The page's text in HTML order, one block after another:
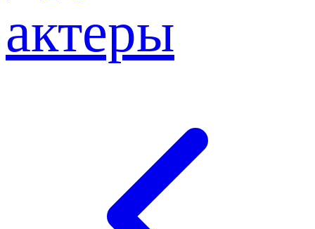
актеры